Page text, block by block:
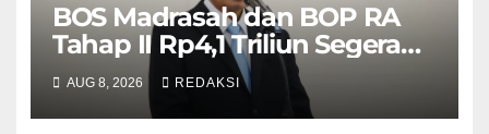
BOS Madrasah dan BOP RA
Tahap II Rp4,1 Triliun Segera
Cair, Berikut Jadwal
Pengajuannya
AUG 8, 2026 REDAKSI